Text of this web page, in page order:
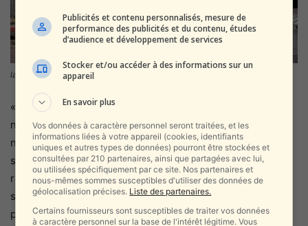
la barrière routière du tunnel,
« Il faut comprendre », dit-elle, « que même si nous
n’avons pas vécu une fusillade qui nous a fait tant de mal,
nous sommes conscients de ce qui se passe car nous
sommes dans un environnement très hostile. C’est déjà la
routine, mais nous ne pouvons pas oublier que nous
sommes exposés chaque jour. » Dans son dos, des
policiers arrêtent une voiture immatriculée en Israël et en
Publicités et contenu personnalisés, mesure de
performance des publicités et du contenu, études
d’audience et développement de services
Stocker et/ou accéder à des informations sur un
appareil
En savoir plus
Vos données à caractère personnel seront traitées, et les
informations liées à votre appareil (cookies, identifiants
uniques et autres types de données) pourront être stockées et
consultées par 210 partenaires, ainsi que partagées avec lui,
ou utilisées spécifiquement par ce site. Nos partenaires et
nous-mêmes sommes susceptibles d'utiliser des données de
géolocalisation précises. Liste des partenaires.
Certains fournisseurs sont susceptibles de traiter vos données
à caractère personnel sur la base de l'intérêt légitime. Vous